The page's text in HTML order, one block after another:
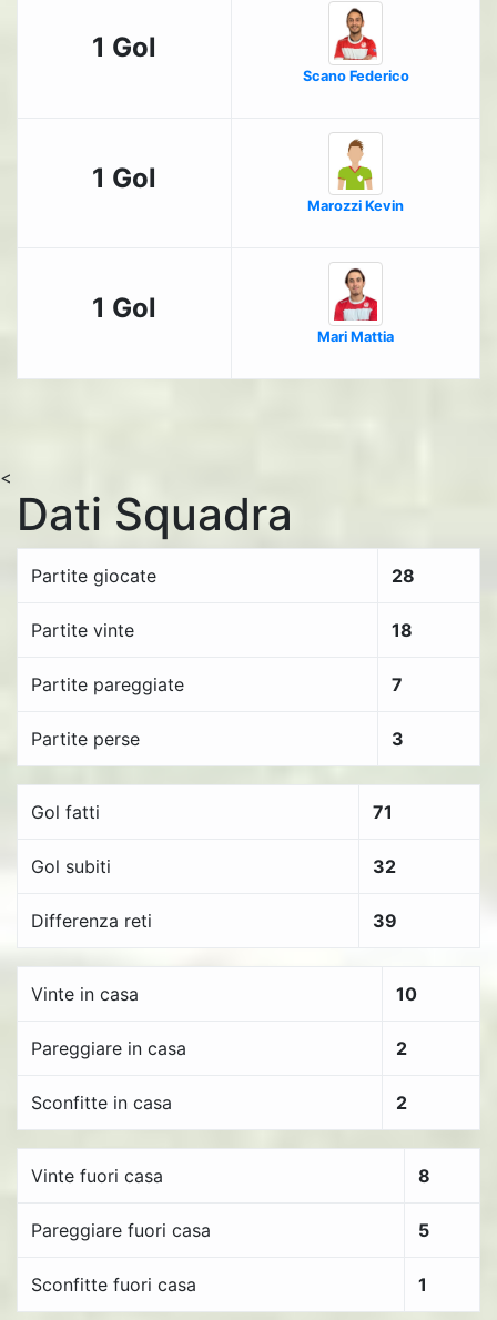
1 Gol
Scano Federico
1 Gol
Marozzi Kevin
1 Gol
Mari Mattia
<
Dati Squadra
Partite giocate 28
Partite vinte 18
Partite pareggiate 7
Partite perse 3
Gol fatti 71
Gol subiti 32
Differenza reti 39
Vinte in casa 10
Pareggiare in casa 2
Sconfitte in casa 2
Vinte fuori casa 8
Pareggiare fuori casa 5
Sconfitte fuori casa 1